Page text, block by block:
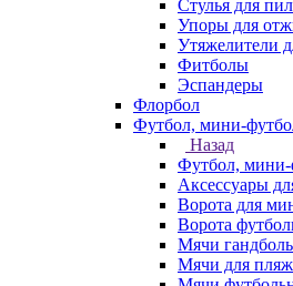
Стулья для
Упоры для
Утяжелители
Фитболы
Эспандеры
Флорбол
Футбол, мини-
Назад
Футбол, мини-
Аксессуары
Ворота для
Ворота
Мячи
Мячи для